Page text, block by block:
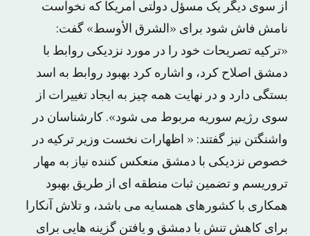
از سوی دیگر یک مسؤل دولتی آمریکا که نخواست
نامش فاش شود برای «الشرق الأوسط» گفت:
«ترکیه تصریحات خود را در مورد نزدیکی روابط با
دمشق اصلاح کرد، و اشاره کرد بهبود روابط به اسد
بستگی دارد و در نهایت همه چیز به ایجاد تغییرات از
سوی رژیم سوریه مربوط می شود». کارشناسان در
واشنگتن نیز گفتند: « اظهارات نخست وزیر ترکیه در
خصوص نزدیکی با دمشق منعکس کننده نیاز به مهار
تروریسم و تضمین ثبات منطقه ای از طریق بهبود
همکاری با کشورهای همسایه می باشد، و تلاش آنکارا
برای کاهش تنش با دمشق و یافتن گزینه هایی برای